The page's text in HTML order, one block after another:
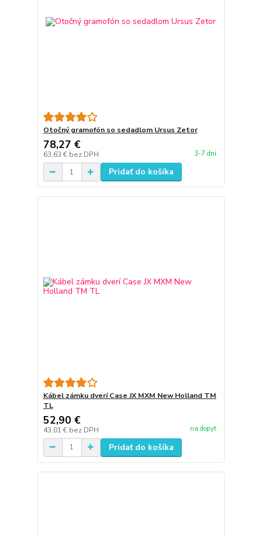
Otočný gramofón so sedadlom Ursus Zetor
78,27 €
63,63 € bez DPH 3-7 dni
Pridať do košíka
Kábel zámku dverí Case JX MXM New Holland TM
TL
52,90 €
43,01 € bez DPH na dopyt
Pridať do košíka